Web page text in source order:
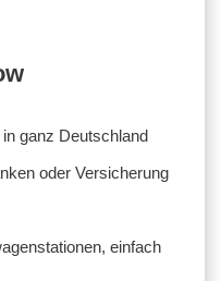
ganz Deutschland
oder Versicherung
einfach